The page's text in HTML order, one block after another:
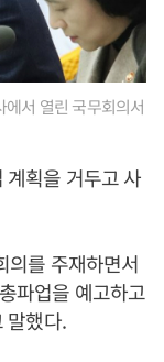
서 열린 국무회의서
획을 거두고 사
의를 주재하면서
파업을 예고하고
말했다.